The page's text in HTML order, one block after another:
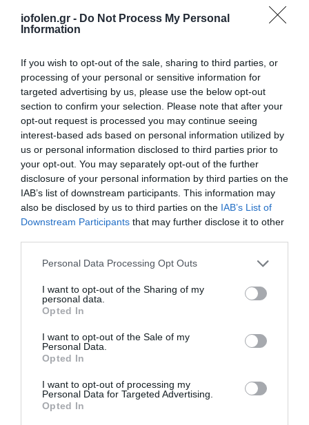
iofolen.gr - Do Not Process My Personal
Information
If you wish to opt-out of the sale, sharing to third parties, or
processing of your personal or sensitive information for
targeted advertising by us, please use the below opt-out
section to confirm your selection. Please note that after your
opt-out request is processed you may continue seeing
interest-based ads based on personal information utilized by
us or personal information disclosed to third parties prior to
your opt-out. You may separately opt-out of the further
disclosure of your personal information by third parties on the
IAB’s list of downstream participants. This information may
also be disclosed by us to third parties on the IAB’s List of
Downstream Participants that may further disclose it to other
Personal Data Processing Opt Outs
I want to opt-out of the Sharing of my
personal data.
Opted In
I want to opt-out of the Sale of my
Personal Data.
Opted In
I want to opt-out of processing my
Personal Data for Targeted Advertising.
Opted In
|
Πολιτική
Απορρήτου|